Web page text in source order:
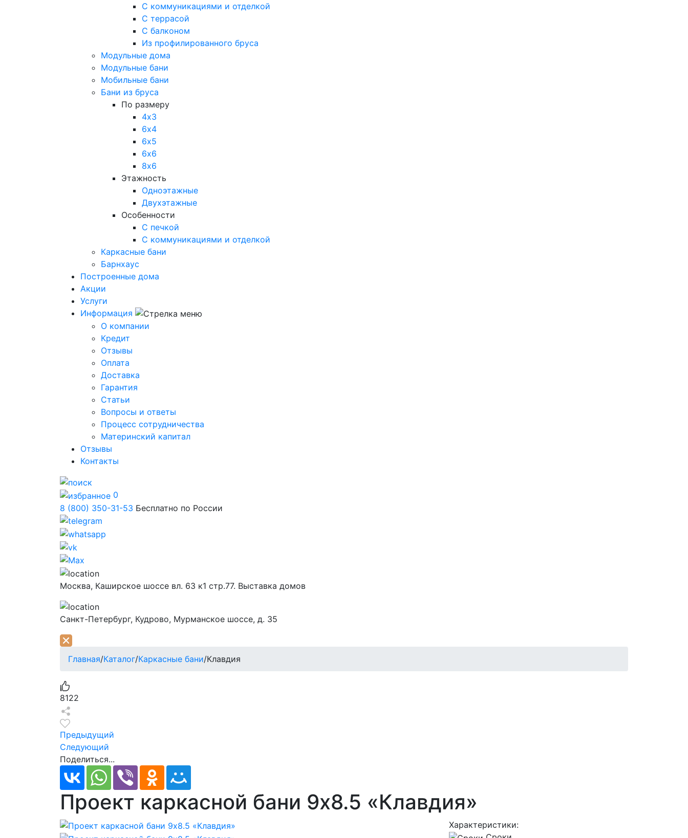
С коммуникациями и отделкой
С террасой
С балконом
Из профилированного бруса
Модульные дома
Модульные бани
Мобильные бани
Бани из бруса
По размеру
4х3
6х4
6х5
6х6
8х6
Этажность
Одноэтажные
Двухэтажные
Особенности
С печкой
С коммуникациями и отделкой
Каркасные бани
Барнхаус
Построенные дома
Акции
Услуги
Информация
О компании
Кредит
Отзывы
Оплата
Доставка
Гарантия
Статьи
Вопросы и ответы
Процесс сотрудничества
Материнский капитал
Отзывы
Контакты
0
8 (800) 350-31-53 Бесплатно по России
Москва, Каширское шоссе вл. 63 к1 стр.77. Выставка домов
Санкт-Петербург, Кудрово, Мурманское шоссе, д. 35
Главная/Каталог/Каркасные бани/Клавдия
8122
Предыдущий
Следующий
Поделиться...
Проект каркасной бани 9x8.5 «Клавдия»
Характеристики: